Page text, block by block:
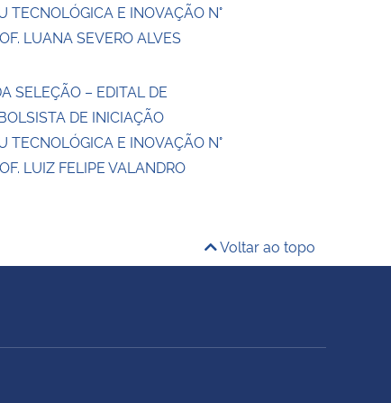
TECNOLÓGICA E INOVAÇÃO N°
LUANA SEVERO ALVES
SELEÇÃO – EDITAL DE
DE INICIAÇÃO
TECNOLÓGICA E INOVAÇÃO N°
LUIZ FELIPE VALANDRO
Voltar ao topo